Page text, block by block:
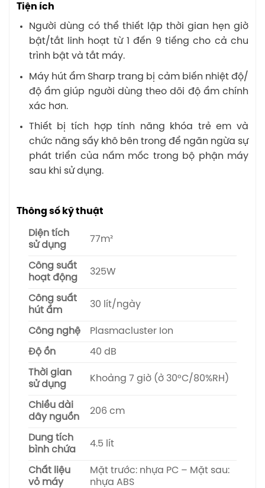
Tiện ích
Người dùng có thể thiết lập thời gian hẹn giờ
bật/tắt linh hoạt từ 1 đến 9 tiếng cho cả chu
trình bật và tắt máy.
Máy hút ẩm Sharp trang bị cảm biến nhiệt độ/
độ ẩm giúp người dùng theo dõi độ ẩm chính
xác hơn.
Thiết bị tích hợp tính năng khóa trẻ em và
chức năng sấy khô bên trong để ngăn ngừa sự
phát triển của nấm mốc trong bộ phận máy
sau khi sử dụng.
Thông số kỹ thuật
Diện tích
sử dụng
77m²
Công suất
hoạt động
325W
Công suất
hút ẩm
30 lít/ngày
Công nghệ Plasmacluster Ion
Độ ồn 40 dB
Thời gian
sử dụng
Khoảng 7 giờ (ở 30°C/80%RH)
Chiều dài
dây nguồn
206 cm
Dung tích
bình chứa
4.5 lít
Chất liệu
vỏ máy
Mặt trước: nhựa PC – Mặt sau:
nhựa ABS